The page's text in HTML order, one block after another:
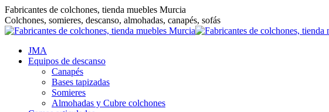
Saltar
al
contenido
Fabricantes de colchones, tienda muebles Murcia
Colchones, somieres, descanso, almohadas, canapés, sofás
JMA
Equipos de descanso
Canapés
Bases tapizadas
Somieres
Almohadas y Cubre colchones